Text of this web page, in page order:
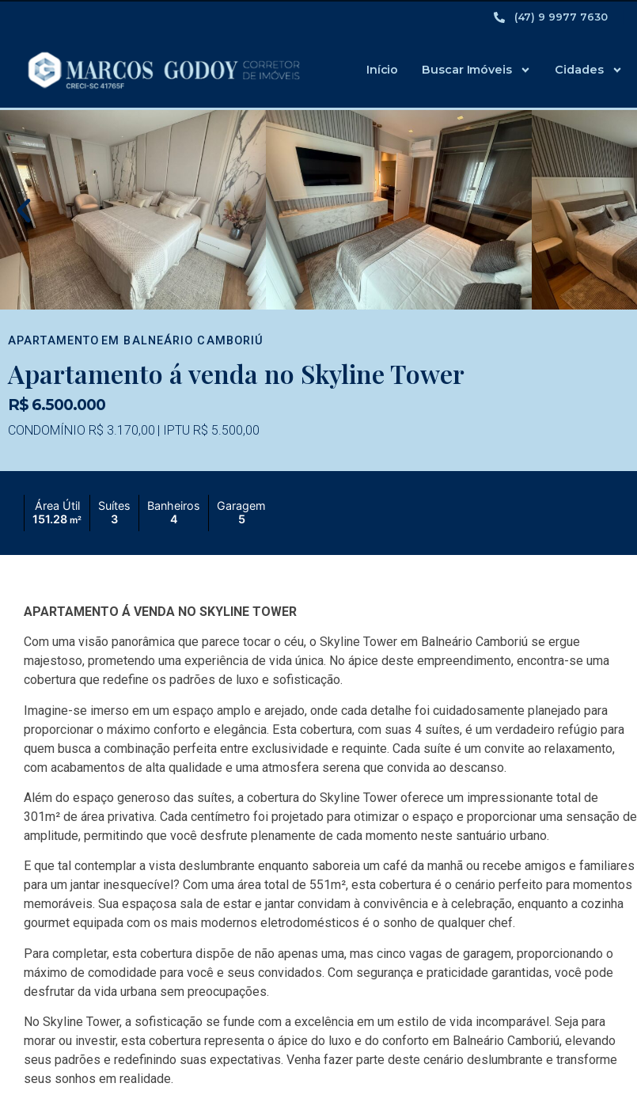
(47) 9 9977 7630
Início Buscar Imóveis Cidades
APARTAMENTO EM BALNEÁRIO CAMBORIÚ
Apartamento á venda no Skyline Tower
R$ 6.500.000
CONDOMÍNIO R$ 3.170,00 | IPTU R$ 5.500,00
Área Útil
151.28 m²
Suítes
3
Banheiros
4
Garagem
5
APARTAMENTO Á VENDA NO SKYLINE TOWER
Com uma visão panorâmica que parece tocar o céu, o Skyline Tower em Balneário Camboriú se ergue
majestoso, prometendo uma experiência de vida única. No ápice deste empreendimento, encontra-se uma
cobertura que redefine os padrões de luxo e sofisticação.
Imagine-se imerso em um espaço amplo e arejado, onde cada detalhe foi cuidadosamente planejado para
proporcionar o máximo conforto e elegância. Esta cobertura, com suas 4 suítes, é um verdadeiro refúgio para
quem busca a combinação perfeita entre exclusividade e requinte. Cada suíte é um convite ao relaxamento,
com acabamentos de alta qualidade e uma atmosfera serena que convida ao descanso.
Além do espaço generoso das suítes, a cobertura do Skyline Tower oferece um impressionante total de
301m² de área privativa. Cada centímetro foi projetado para otimizar o espaço e proporcionar uma sensação de
amplitude, permitindo que você desfrute plenamente de cada momento neste santuário urbano.
E que tal contemplar a vista deslumbrante enquanto saboreia um café da manhã ou recebe amigos e familiares
para um jantar inesquecível? Com uma área total de 551m², esta cobertura é o cenário perfeito para momentos
memoráveis. Sua espaçosa sala de estar e jantar convidam à convivência e à celebração, enquanto a cozinha
gourmet equipada com os mais modernos eletrodomésticos é o sonho de qualquer chef.
Para completar, esta cobertura dispõe de não apenas uma, mas cinco vagas de garagem, proporcionando o
máximo de comodidade para você e seus convidados. Com segurança e praticidade garantidas, você pode
desfrutar da vida urbana sem preocupações.
No Skyline Tower, a sofisticação se funde com a excelência em um estilo de vida incomparável. Seja para
morar ou investir, esta cobertura representa o ápice do luxo e do conforto em Balneário Camboriú, elevando
seus padrões e redefinindo suas expectativas. Venha fazer parte deste cenário deslumbrante e transforme
seus sonhos em realidade.